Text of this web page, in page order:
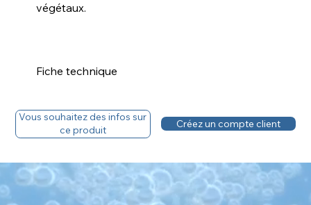
végétaux.
Fiche technique
Fiche sécurité
Vous avez un compte, découvrez le tarif.
Vous souhaitez des infos sur
ce produit
Créez un compte client